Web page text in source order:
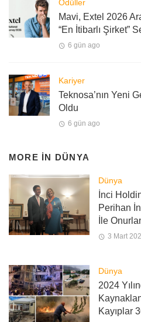
Ödüller
Mavi, Extel 2026
“En İtibarlı Şirket”
6 gün ago
Kariyer
Teknosa’nın Yeni
Oldu
6 gün ago
MORE IN DÜNYA
Dünya
İnci
Perihan
İle
3 Mart
Dünya
2024
Kayıplar